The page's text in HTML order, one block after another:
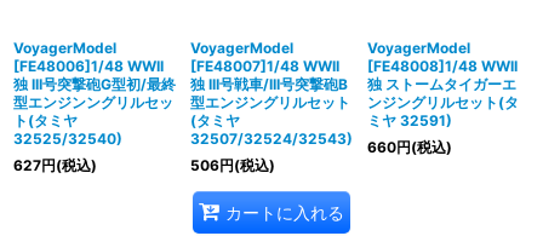
VoyagerModel
[FE48006]1/48 WWII
独 III号突撃砲G型初/最終
型エンジンングリルセッ
ト(タミヤ
32525/32540)
627円(税込)
VoyagerModel
[FE48007]1/48 WWII
独 III号戦車/III号突撃砲B
型エンジングリルセット
(タミヤ
32507/32524/32543)
506円(税込)
カートに入れる
VoyagerModel
[FE48008]1/48 WWII
独 ストームタイガーエ
ンジングリルセット(タ
ミヤ 32591)
660円(税込)